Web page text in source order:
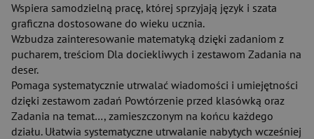
Wspiera samodzielną pracę, której sprzyjają język i szata
graficzna dostosowane do wieku ucznia.
Wzbudza zainteresowanie matematyką dzięki zadaniom z
pucharem, treściom Dla dociekliwych i zestawom Zadania na
deser.
Pomaga systematycznie utrwalać wiadomości i umiejętności
dzięki zestawom zadań Powtórzenie przed klasówką oraz
Zadania na temat…, zamieszczonym na końcu każdego
działu. Ułatwia systematyczne utrwalanie nabytych wcześniej